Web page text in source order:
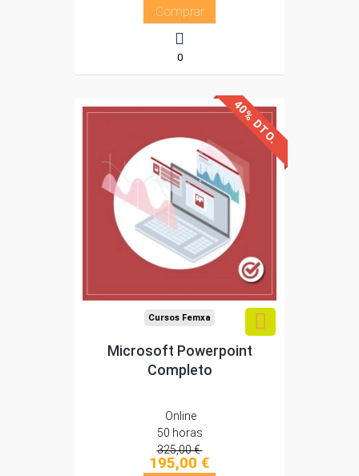
Comprar
0
40% DTO.
Descuentos especiales
Sin requisitos de acceso
Diploma
Compra segura
Cursos Femxa
Microsoft Powerpoint
Completo
Online
50 horas
325,00 €
195,00 €